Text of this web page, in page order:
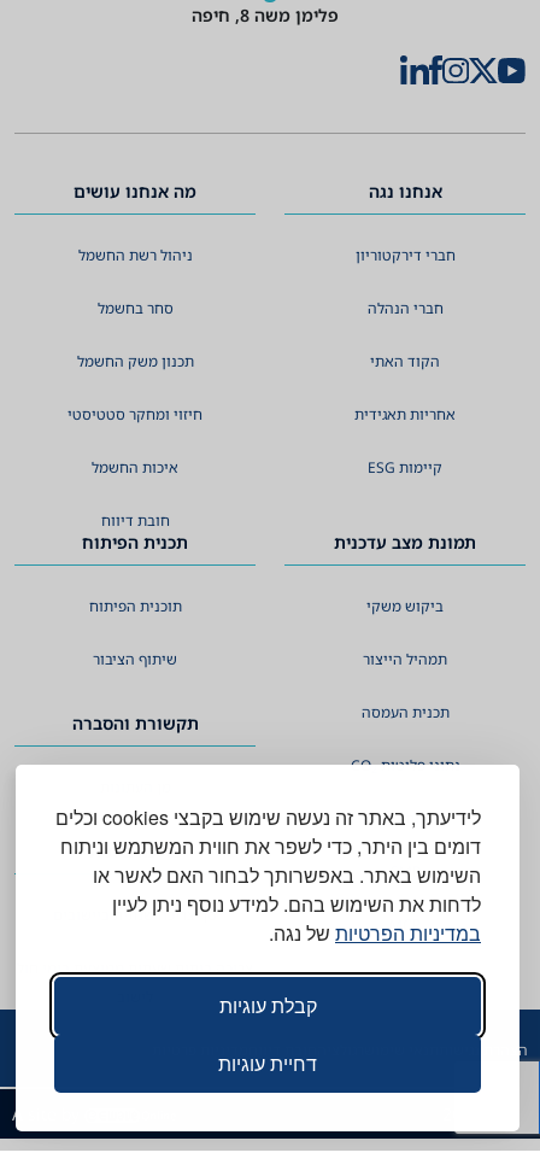
לידיעתך, באתר זה נעשה שימוש בקבצי cookies וכלים
דומים בין היתר, כדי לשפר את חווית המשתמש וניתוח
השימוש באתר. באפשרותך לבחור האם לאשר או
לדחות את השימוש בהם. למידע נוסף ניתן לעיין
במדיניות הפרטיותשל נגה.
קבלת עוגיות
דחיית עוגיות
פלימן משה 8, חיפה
אנחנו נגה
חברי דירקטוריון
חברי הנהלה
הקוד האתי
אחריות תאגידית
קיימות ESG
מה אנחנו עושים
ניהול רשת החשמל
סחר בחשמל
תכנון משק החשמל
חיזוי ומחקר סטטיסטי
איכות החשמל
חובת דיווח
תמונת מצב עדכנית
ביקוש משקי
תמהיל הייצור
תכנית העמסה
נתוני פליטות CO2
פעילות ברקים
SMP
MCP
תכנית הפיתוח
תוכנית הפיתוח
שיתוף הציבור
תקשורת והסברה
צריכה ביתית
סך צריכה שנתית ביישובים
צריכה ביתית שעתית ממוצעת בימי חול
הצהרת נגישות
A site by